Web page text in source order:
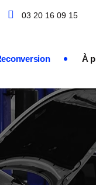
03 20 16 09 15
À